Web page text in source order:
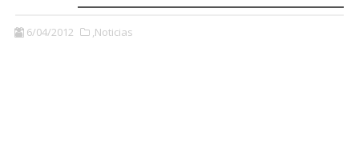
6/04/2012 ,Noticias